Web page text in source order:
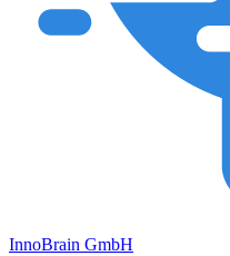
InnoBrain GmbH